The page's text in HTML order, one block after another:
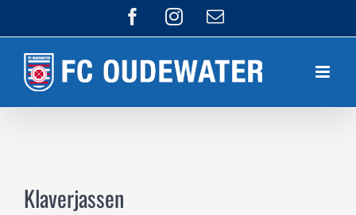
naar
inhoud
FacebookInstagram
E-
mail
Klaverjassen